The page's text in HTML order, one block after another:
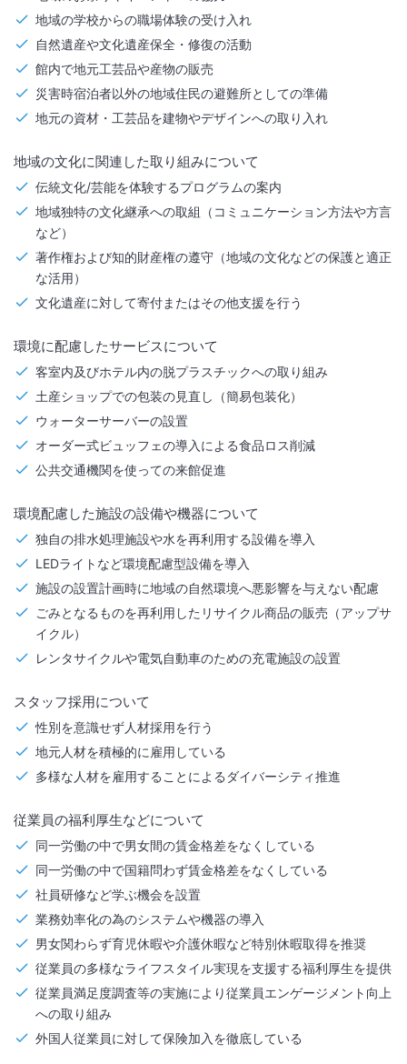
地域の学校からの職場体験の受け入れ
自然遺産や文化遺産保全・修復の活動
館内で地元工芸品や産物の販売
災害時宿泊者以外の地域住民の避難所としての準備
地元の資材・工芸品を建物やデザインへの取り入れ
地域の文化に関連した取り組みについて
伝統文化/芸能を体験するプログラムの案内
地域独特の文化継承への取組（コミュニケーション方法や方言
など）
著作権および知的財産権の遵守（地域の文化などの保護と適正
な活用）
文化遺産に対して寄付またはその他支援を行う
環境に配慮したサービスについて
客室内及びホテル内の脱プラスチックへの取り組み
土産ショップでの包装の見直し（簡易包装化）
ウォーターサーバーの設置
オーダー式ビュッフェの導入による食品ロス削減
公共交通機関を使っての来館促進
環境配慮した施設の設備や機器について
独自の排水処理施設や水を再利用する設備を導入
LEDライトなど環境配慮型設備を導入
施設の設置計画時に地域の自然環境へ悪影響を与えない配慮
ごみとなるものを再利用したリサイクル商品の販売（アップサ
イクル）
レンタサイクルや電気自動車のための充電施設の設置
スタッフ採用について
性別を意識せず人材採用を行う
地元人材を積極的に雇用している
多様な人材を雇用することによるダイバーシティ推進
従業員の福利厚生などについて
同一労働の中で男女間の賃金格差をなくしている
同一労働の中で国籍問わず賃金格差をなくしている
社員研修など学ぶ機会を設置
業務効率化の為のシステムや機器の導入
男女関わらず育児休暇や介護休暇など特別休暇取得を推奨
従業員の多様なライフスタイル実現を支援する福利厚生を提供
従業員満足度調査等の実施により従業員エンゲージメント向上
への取り組み
外国人従業員に対して保険加入を徹底している